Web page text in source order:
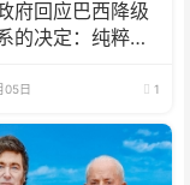
府回应巴西降级
的决定：纯粹意
05日 1